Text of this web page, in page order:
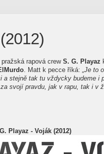
rapová crew S. G. Playaz
. Matt k pecce říká: „Je to
a stejně tak tu vždycky budeme i
svojí pravdu, jak v rapu, tak i v
Playaz - Voják (2012)